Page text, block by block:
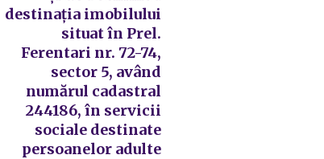
destinația imobilului
situat în Prel.
Ferentari nr. 72-74,
sector 5, având
numărul cadastral
244186, în servicii
sociale destinate
persoanelor adulte